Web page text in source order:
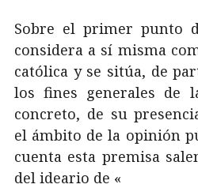
Sobre el primer punto
considera a sí misma
católica y se sitúa, de
los fines generales de
concreto, de su
el ámbito de la opinión
cuenta esta premisa
del ideario de «